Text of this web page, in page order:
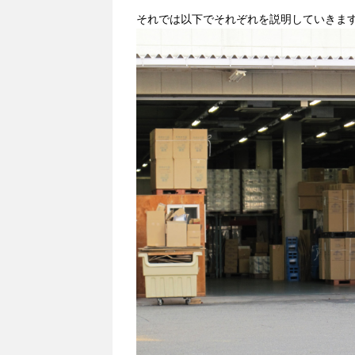
それでは以下でそれぞれを説明していきま